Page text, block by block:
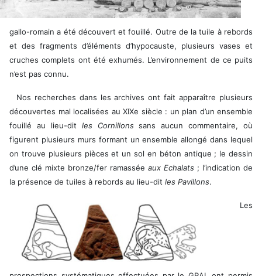
gallo-romain a été découvert et fouillé. Outre de la tuile à rebords
et des fragments d’éléments d’hypocauste, plusieurs vases et
cruches complets ont été exhumés. L’environnement de ce puits
n’est pas connu.
Nos recherches dans les archives ont fait apparaître plusieurs
découvertes mal localisées au XIXe siècle : un plan d’un ensemble
fouillé au lieu-dit les Cornillonssans aucun commentaire, où
figurent plusieurs murs formant un ensemble allongé dans lequel
on trouve plusieurs pièces et un sol en béton antique ; le dessin
d’une clé mixte bronze/fer ramassée aux Echalats ; l’indication de
la présence de tuiles à rebords au lieu-dit les Pavillons.
Les